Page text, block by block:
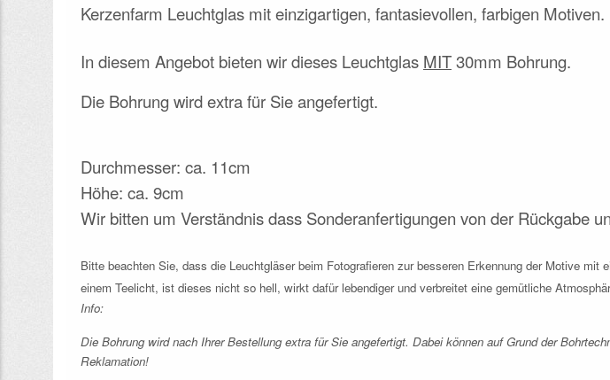
Kerzenfarm Leuchtglas mit einzigartigen, fantasievollen, farbigen Motiven.
In diesem Angebot bieten wir dieses Leuchtglas MIT30mm Bohrung.
Die Bohrung wird extra für Sie angefertigt.
Durchmesser: ca. 11cm
Höhe: ca. 9cm
Wir bitten um Verständnis dass Sonderanfertigungen von der Rückgabe
Bitte beachten Sie, dass die Leuchtgläser beim Fotografieren zur besseren Erkennung der Motive
einem Teelicht, ist dieses nicht so hell, wirkt dafür lebendiger und verbreitet eine gemütliche
Info:
Die Bohrung wird nach Ihrer Bestellung extra für Sie angefertigt. Dabei können auf Grund der
Reklamation!